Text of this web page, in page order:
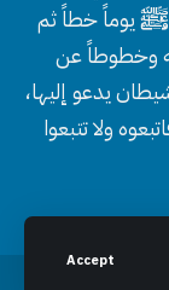
Accept
ﷺ يوماً خطاً ثم
وخطوطاً عن
يدعو إليها،
ولا تتبعوا